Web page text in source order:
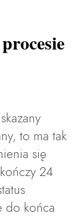
to ma tak
się
24
do końca